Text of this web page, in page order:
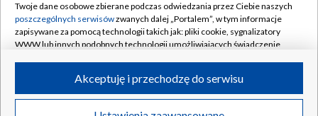
Rada Programowa
System NOS
Informacje o nadawcy
Program dla prasy
Kontakt
Kanały
©2026 Telewizja Polska S.A. w likwidacji
Twoje dane osobowe zbierane podczas odwiedzania przez Ciebie naszych
poszczególnych serwisówzwanych dalej „Portalem”, w tym informacje
zapisywane za pomocą technologii takich jak: pliki cookie, sygnalizatory
WWW lub innych podobnych technologii umożliwiających świadczenie
ruchu w Internecie.
Twoje dane osobowe zbierane podczas odwiedzania przez Ciebie
Akceptuję i przechodzę do serwisu